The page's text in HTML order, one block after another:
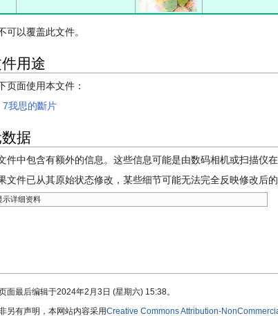
可以覆盖此文件。
用途
页面使用本文件：
7我思的斷片
据
件中包含有额外的信息。这些信息可能是由数码相机或扫描仪
文件已从其原始状态修改，某些细节可能无法完全反映修改后的
示详细资料
面最后编辑于2024年2月3日 (星期六) 15:38。
另有声明，本网站内容采用Creative Commons Attribution-